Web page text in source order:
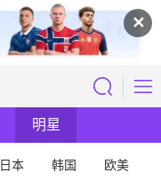
✕
明星
日本 韩国 欧美